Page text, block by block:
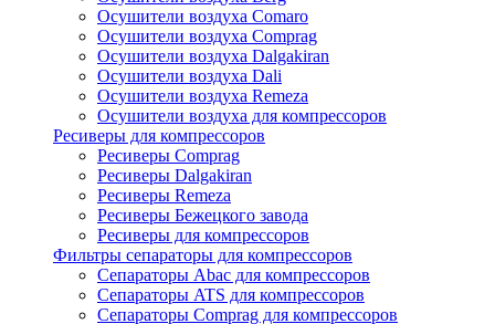
Осушители воздуха Comaro
Осушители воздуха Comprag
Осушители воздуха Dalgakiran
Осушители воздуха Dali
Осушители воздуха Remeza
Осушители воздуха для компрессоров
Ресиверы для компрессоров
Ресиверы Comprag
Ресиверы Dalgakiran
Ресиверы Remeza
Ресиверы Бежецкого завода
Ресиверы для компрессоров
Фильтры сепараторы для компрессоров
Сепараторы Abac для компрессоров
Сепараторы ATS для компрессоров
Сепараторы Comprag для компрессоров